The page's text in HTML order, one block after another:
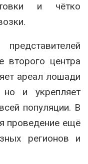
и чётко
второго центра
ареал лошади
и укрепляет
популяции. В
проведение ещё
регионов и